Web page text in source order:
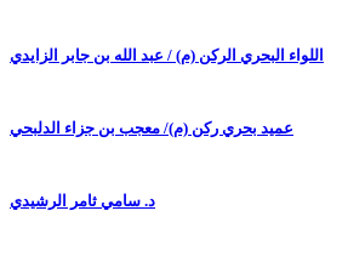
اللواء البحري الركن (م) / عبد الله بن جابر الزايدي
عميد بحري ركن (م)/ معجب بن جزاء الدلبحي
د. سامي ثامر الرشيدي